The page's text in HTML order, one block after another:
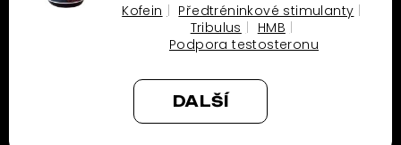
Kofein
Předtréninkové stimulanty
Tribulus
HMB
Podpora testosteronu
DALŠÍ